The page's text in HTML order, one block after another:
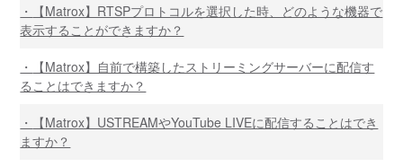
【Matrox】RTSPプロトコルを選択した時、どのような機器で
表示することができますか？
【Matrox】自前で構築したストリーミングサーバーに配信す
ることはできますか？
【Matrox】USTREAMやYouTube LIVEに配信することはでき
ますか？